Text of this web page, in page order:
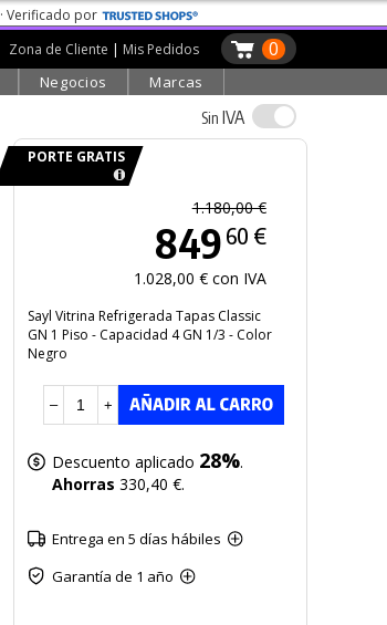
· Verificado por
0
Zona de Cliente | Mis Pedidos
Negocios Marcas
Sin IVA
PORTE GRATIS
1.180,00 €
849 60 €
1.028,00 € con IVA
Sayl Vitrina Refrigerada Tapas Classic
GN 1 Piso - Capacidad 4 GN 1/3 - Color
Negro
– +
Descuento aplicado 28%.
Ahorras 330,40 €.
Entrega en 5 días hábiles
Garantía de 1 año